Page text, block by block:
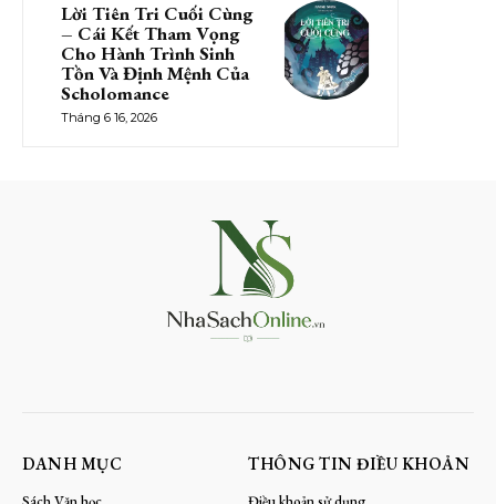
Lời Tiên Tri Cuối Cùng
– Cái Kết Tham Vọng
Cho Hành Trình Sinh
Tồn Và Định Mệnh Của
Scholomance
Tháng 6 16, 2026
DANH MỤC THÔNG TIN ĐIỀU KHOẢN